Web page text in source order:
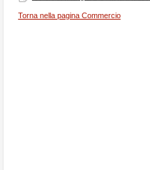
Torna nella pagina Commercio